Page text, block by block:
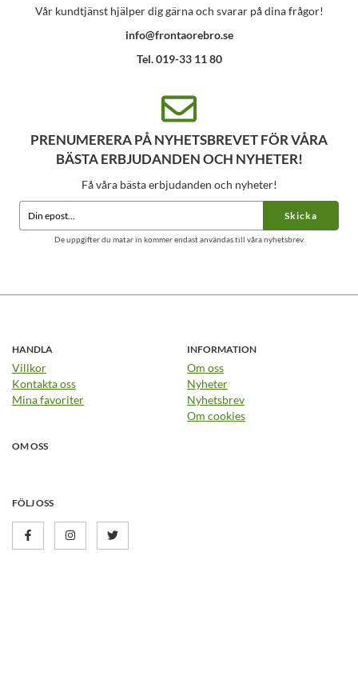
Vår kundtjänst hjälper dig gärna och svarar på dina frågor!
info@frontaorebro.se
Tel. 019-33 11 80
PRENUMERERA PÅ NYHETSBREVET FÖR VÅRA
BÄSTA ERBJUDANDEN OCH NYHETER!
Få våra bästa erbjudanden och nyheter!
Skicka
De uppgifter du matar in kommer endast användas till våra nyhetsbrev.
HANDLA
Villkor
Kontakta oss
Mina favoriter
INFORMATION
Om oss
Nyheter
Nyhetsbrev
Om cookies
OM OSS
FÖLJ OSS